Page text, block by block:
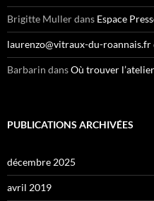
:Brigitte Mullerdans Espace
laurenzo@vitraux-du-roannais.fr
Barbarin dansOù trouver
PUBLICATIONS ARCHIVÉES
décembre 2025
avril 2019